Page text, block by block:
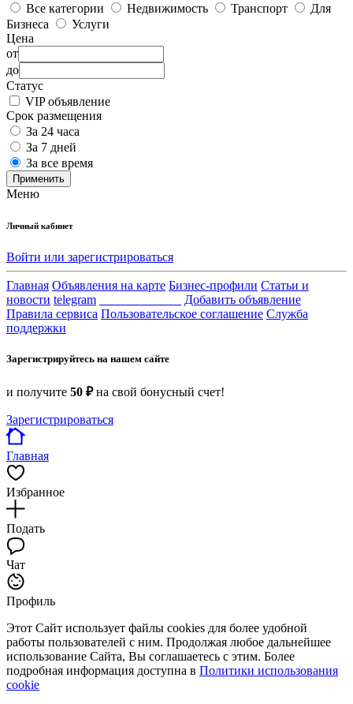
Все категории
Недвижимость Транспорт
Для
Бизнеса
Услуги
Цена
от
до
Статус
VIP объявление
Срок размещения
За 24 часа
За 7 дней
За все время
Применить
Меню
Личный кабинет
Войти или зарегистрироваться
Главная Объявления на карте Бизнес-профили Статьи и
новости telegram
Добавить объявление
Правила сервиса Пользовательское соглашение Служба
поддержки
Зарегистрируйтесь на нашем сайте
и получите 50 ₽на свой бонусный счет!
Зарегистрироваться
Главная
Избранное
Подать
Чат
Профиль
Этот Сайт использует файлы cookies для более удобной
работы пользователей с ним. Продолжая любое дальнейшее
использование Сайта, Вы соглашаетесь с этим. Более
подробная информация доступна в Политики использования
cookie